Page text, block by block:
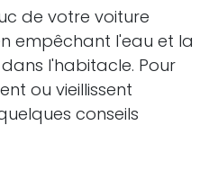
de votre voiture
empêchant l'eau et la
l'habitacle. Pour
ou vieillissent
conseils